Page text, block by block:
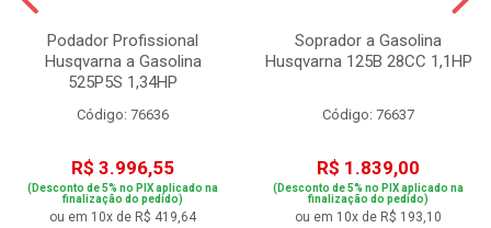
Podador Profissional
Husqvarna a Gasolina
525P5S 1,34HP
Código: 76636
R$ 3.996,55
(Desconto de 5% no PIX aplicado na
finalização do pedido)
ou em 10x de R$ 419,64
Soprador a Gasolina
Husqvarna 125B 28CC 1,1HP
Código: 76637
R$ 1.839,00
(Desconto de 5% no PIX aplicado na
finalização do pedido)
ou em 10x de R$ 193,10